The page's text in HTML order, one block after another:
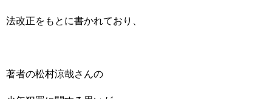
法改正をもとに書かれており、
著者の松村涼哉さんの